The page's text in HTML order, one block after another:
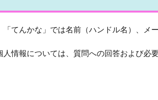
「てんかな」では名前（ハンドル名）、メ
人情報については、質問への回答および必